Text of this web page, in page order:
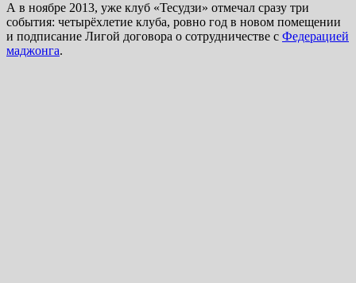
А в ноябре 2013, уже клуб «Тесудзи» отмечал сразу три
события: четырёхлетие клуба, ровно год в новом помещении
и подписание Лигой договора о сотрудничестве с Федерацией
маджонга.